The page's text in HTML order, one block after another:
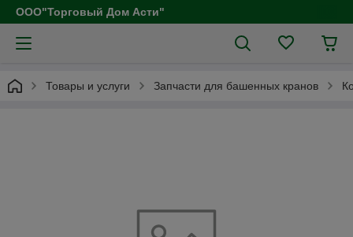
ООО"Торговый Дом Асти"
Товары и услуги Запчасти для башенных кранов